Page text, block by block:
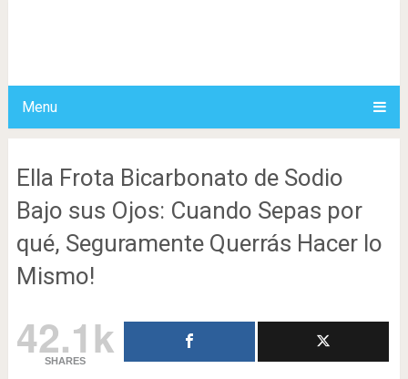
Menu
Ella Frota Bicarbonato de Sodio
Bajo sus Ojos: Cuando Sepas por
qué, Seguramente Querrás Hacer lo
Mismo!
42.1k
SHARES